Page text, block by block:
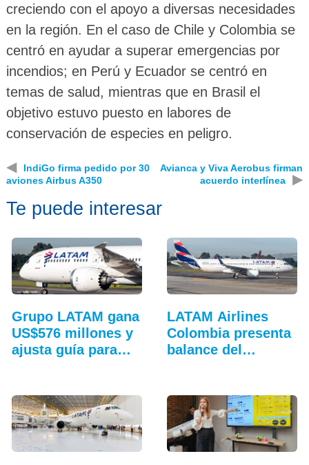
creciendo con el apoyo a diversas necesidades
en la región. En el caso de Chile y Colombia se
centró en ayudar a superar emergencias por
incendios; en Perú y Ecuador se centró en
temas de salud, mientras que en Brasil el
objetivo estuvo puesto en labores de
conservación de especies en peligro.
◀
IndiGo firma pedido por 30
aviones Airbus A350
Avianca y Viva Aerobus firman
acuerdo interlínea
▶
Te puede interesar
Grupo LATAM gana
US$576 millones y
ajusta guía para
LATAM Airlines
Colombia presenta
balance del